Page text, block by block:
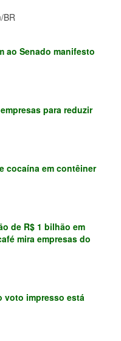
BR
ao Senado manifesto
para reduzir
cocaína em contêiner
de R$ 1 bilhão em
mira empresas do
voto impresso está